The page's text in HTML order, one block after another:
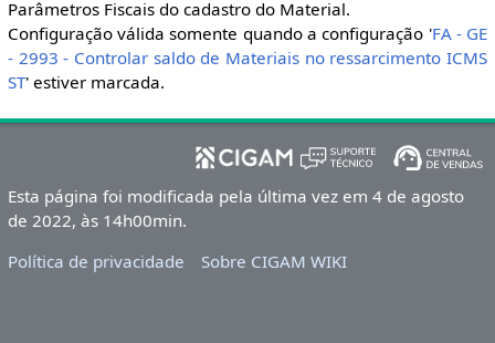
Parâmetros Fiscais do cadastro do Material.
Configuração válida somente quando a configuração 'FA - GE
- 2993 - Controlar saldo de Materiais no ressarcimento ICMS
ST' estiver marcada.
Esta página foi modificada pela última vez em 4 de agosto
de 2022, às 14h00min.
Política de privacidade
Sobre CIGAM WIKI